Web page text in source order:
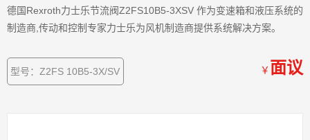
德国Rexroth力士乐节流阀Z2FS10B5-3XSV 作为变速箱和液压系统的
制造商,传动和控制专家力士乐为风机制造商提供系统解决方案。
型号：Z2FS 10B5-3X/SV ￥ 面议